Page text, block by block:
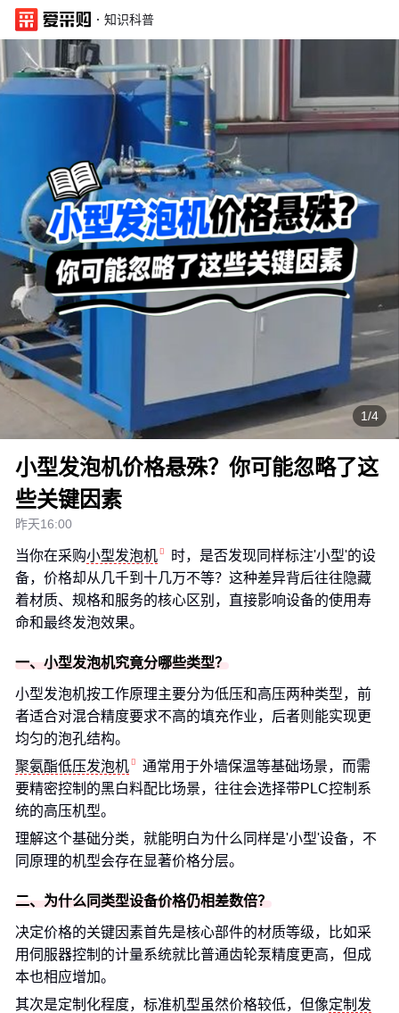
· 知识科普
1/4
小型发泡机价格悬殊？你可能忽略了这
些关键因素
昨天16:00
当你在采购小型发泡机
时，是否发现同样标注'小型'的设
备，价格却从几千到十几万不等？这种差异背后往往隐藏
着材质、规格和服务的核心区别，直接影响设备的使用寿
命和最终发泡效果。
一、小型发泡机究竟分哪些类型？
小型发泡机按工作原理主要分为低压和高压两种类型，前
者适合对混合精度要求不高的填充作业，后者则能实现更
均匀的泡孔结构。
聚氨酯低压发泡机
通常用于外墙保温等基础场景，而需
要精密控制的黑白料配比场景，往往会选择带PLC控制系
统的高压机型。
理解这个基础分类，就能明白为什么同样是'小型'设备，不
同原理的机型会存在显著价格分层。
二、为什么同类型设备价格仍相差数倍？
决定价格的关键因素首先是核心部件的材质等级，比如采
用伺服器控制的计量系统就比普通齿轮泵精度更高，但成
本也相应增加。
其次是定制化程度，标准机型虽然价格较低，但像定制发